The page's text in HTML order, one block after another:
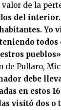
de la
del
Yo
todos
de Pullaro,
debe
en estos
visitó dos o